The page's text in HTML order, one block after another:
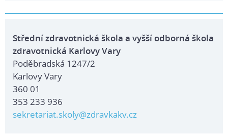
Střední zdravotnická škola a vyšší odborná škola
zdravotnická Karlovy Vary
Poděbradská 1247/2
Karlovy Vary
360 01
353 233 936
sekretariat.skoly@zdravkakv.cz